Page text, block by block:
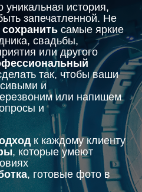
история,
запечатленной. Не
сохранить самые яркие
свадьбы,
или другого
так, чтобы ваши
и
или напишем
и
к каждому клиенту
, которые умеют
, готовые фото в